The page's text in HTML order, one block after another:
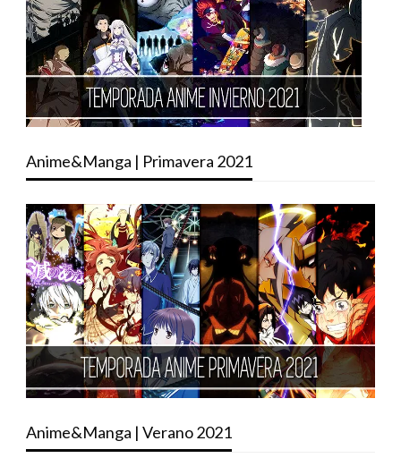
Anime&Manga | Primavera 2021
Anime&Manga | Verano 2021